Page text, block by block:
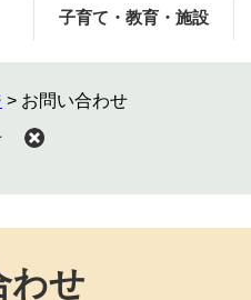
子育て・教育・施設
> お問い合わせ
わせ